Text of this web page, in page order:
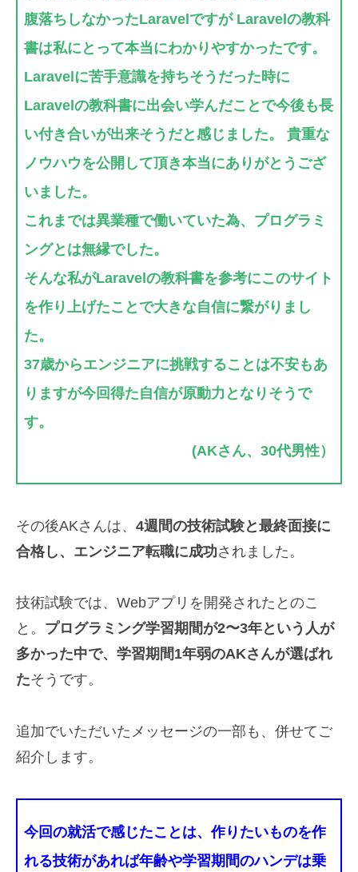
腹落ちしなかったLaravelですが Laravelの教科
書は私にとって本当にわかりやすかったです。
Laravelに苦手意識を持ちそうだった時に
Laravelの教科書に出会い学んだことで今後も長
い付き合いが出来そうだと感じました。 貴重な
ノウハウを公開して頂き本当にありがとうござ
いました。
これまでは異業種で働いていた為、プログラミ
ングとは無縁でした。
そんな私がLaravelの教科書を参考にこのサイト
を作り上げたことで大きな自信に繋がりまし
た。
37歳からエンジニアに挑戦することは不安もあ
りますが今回得た自信が原動力となりそうで
す。
(AKさん、30代男性）
その後AKさんは、 4週間の技術試験と最終面接に
合格し、エンジニア転職に成功されました。
技術試験では、Webアプリを開発されたとのこ
と。 プログラミング学習期間が2〜3年という人が
多かった中で、学習期間1年弱のAKさんが選ばれ
たそうです。
追加でいただいたメッセージの一部も、併せてご
紹介します。
今回の就活で感じたことは、作りたいものを作
れる技術があれば年齢や学習期間のハンデは乗